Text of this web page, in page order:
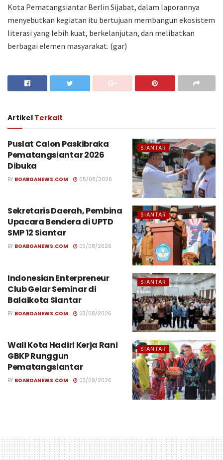
Kota Pematangsiantar Berlin Sijabat, dalam laporannya
menyebutkan kegiatan itu bertujuan membangun ekosistem
literasi yang lebih kuat, berkelanjutan, dan melibatkan
berbagai elemen masyarakat. (gar)
Artikel Terkait
SIANTAR
Puslat Calon Paskibraka
Pematangsiantar 2026
Dibuka
BY BOABOANEWS.COM 05/08/2026
SIANTAR
Sekretaris Daerah, Pembina
Upacara Bendera di UPTD
SMP 12 Siantar
BY BOABOANEWS.COM 03/08/2026
SIANTAR
Indonesian Enterpreneur
Club Gelar Seminar di
Balaikota Siantar
BY BOABOANEWS.COM 03/08/2026
SIANTAR
Wali Kota Hadiri Kerja Rani
GBKP Runggun
Pematangsiantar
BY BOABOANEWS.COM 03/08/2026